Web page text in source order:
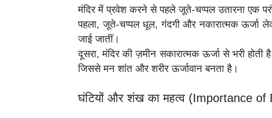
मंदिर में प्रवेश करने से पहले जूते-चप्पल उतारना एक
पहला, जूते-चप्पल धूल, गंदगी और नकारात्मक ऊर्जा
जाई जातीं।
दूसरा, मंदिर की ज़मीन सकारात्मक ऊर्जा से भरी
जिससे मन शांत और शरीर ऊर्जावान बनता है।
घंटियों और शंख का महत्व (Importance of